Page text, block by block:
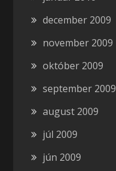
december 2009
november 2009
október 2009
september 2009
august 2009
júl 2009
jún 2009